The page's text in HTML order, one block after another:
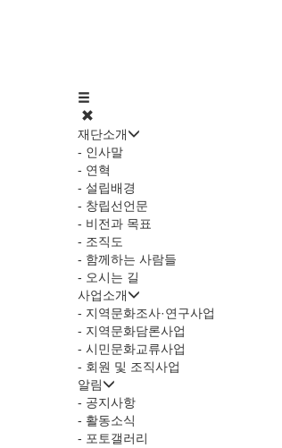
재단소개
- 인사말
- 연혁
- 설립배경
- 창립선언문
- 비전과 목표
- 조직도
- 함께하는 사람들
- 오시는 길
사업소개
- 지역문화조사·연구사업
- 지역문화담론사업
- 시민문화교류사업
- 회원 및 조직사업
알림
- 공지사항
- 활동소식
- 포토갤러리